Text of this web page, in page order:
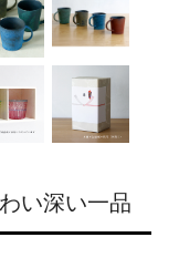
い深い一品